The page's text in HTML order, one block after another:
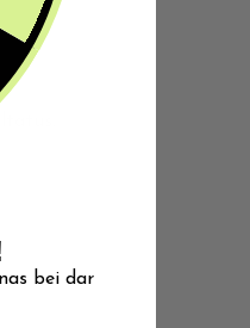
bei dar